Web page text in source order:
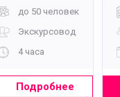
до 50 человек
Экскурсовод
4 часа
Подробнее